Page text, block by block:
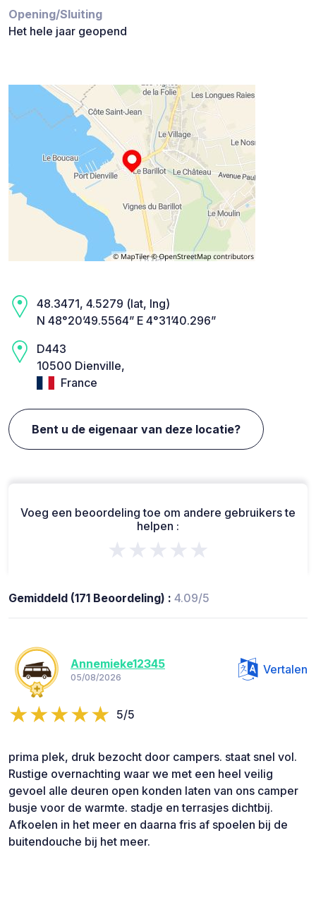
Opening/Sluiting
Het hele jaar geopend
48.3471, 4.5279 (lat, lng)
N 48°20’49.5564” E 4°31’40.296”
D443
10500 Dienville,
France
Bent u de eigenaar van deze locatie?
Voeg een beoordeling toe om andere gebruikers te
helpen :
★★★★★
Gemiddeld (171 Beoordeling) : 4.09/5
Annemieke12345
05/08/2026
Vertalen
5/5
prima plek, druk bezocht door campers. staat snel vol.
Rustige overnachting waar we met een heel veilig
gevoel alle deuren open konden laten van ons camper
busje voor de warmte. stadje en terrasjes dichtbij.
Afkoelen in het meer en daarna fris af spoelen bij de
buitendouche bij het meer.